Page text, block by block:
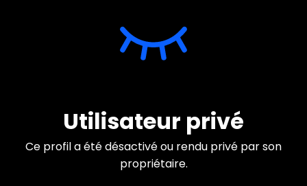
Utilisateur privé
Ce profil a été désactivé ou rendu privé par son
propriétaire.